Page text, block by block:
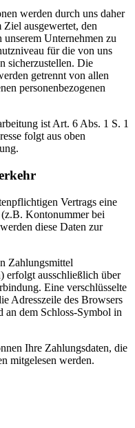
werden durch uns daher
Ziel ausgewertet, den
Unternehmen zu
für die von uns
sicherzustellen. Die
getrennt von allen
personenbezogenen
ist Art. 6 Abs. 1 S. 1
folgt aus oben
Vertrags eine
Kontonummer bei
diese Daten zur
Zahlungsmittel
erfolgt ausschließlich über
Eine verschlüsselte
Adresszeile des Browsers
dem Schloss-Symbol in
Ihre Zahlungsdaten, die
mitgelesen werden.